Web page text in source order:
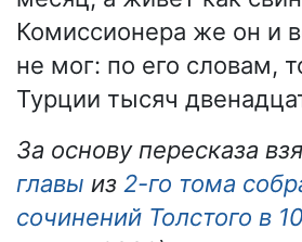
Комиссионера же он и
не мог: по его словам,
Турции тысяч
За основу пересказа
главы из 2-го тома
сочинений Толстого в